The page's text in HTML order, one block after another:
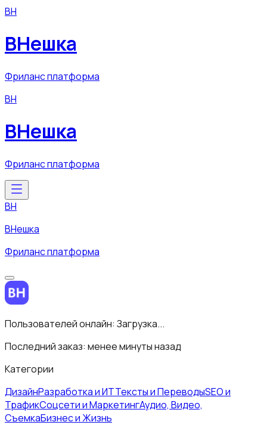
ВН
ВНешка
Фриланс платформа
ВН
ВНешка
Фриланс платформа
ВН
ВНешка
Фриланс платформа
Пользователей онлайн: Загрузка...
Последний заказ: менее минуты назад
Категории
ДизайнРазработка и ИТТексты и ПереводыSEO и
ТрафикСоцсети и МаркетингАудио, Видео,
СъемкаБизнес и Жизнь